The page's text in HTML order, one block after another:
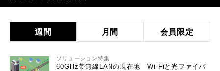
週間 月間 会員限定
ソリューション特集
60GHz帯無線LANの現在地 Wi-Fiと光ファイバ